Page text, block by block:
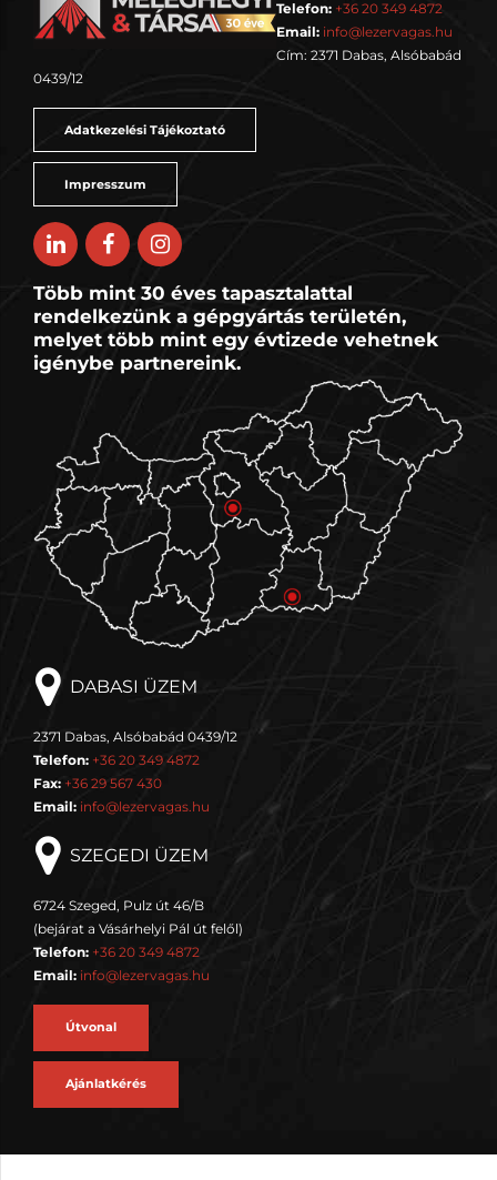
Telefon: +36 20 349 4872
Email: info@lezervagas.hu
Cím: 2371 Dabas, Alsóbabád
0439/12
Adatkezelési Tájékoztató
Impresszum
Több mint 30 éves tapasztalattal
rendelkezünk a gépgyártás területén,
melyet több mint egy évtizede vehetnek
igénybe partnereink.
DABASI ÜZEM
2371 Dabas, Alsóbabád 0439/12
Telefon: +36 20 349 4872
Fax: +36 29 567 430
Email: info@lezervagas.hu
SZEGEDI ÜZEM
6724 Szeged, Pulz út 46/B
(bejárat a Vásárhelyi Pál út felől)
Telefon: +36 20 349 4872
Email: info@lezervagas.hu
Útvonal
Ajánlatkérés